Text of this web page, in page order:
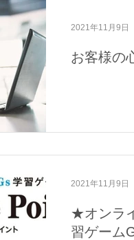
お客様の
2021年11月9日
★オンラ
習ゲーム
2021年11月9日